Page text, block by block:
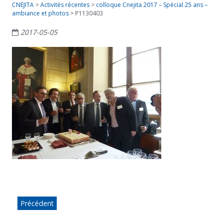
CNEJITA>Activités récentes> colloque Cnejita 2017 – Spécial 25 ans –
ambiance et photos> P1130403
2017-05-05
Précédent